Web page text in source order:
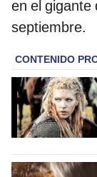
en el gigante
septiembre.